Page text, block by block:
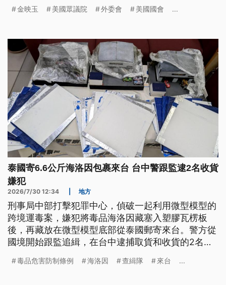
載具條例》。至於中國海警今（31）日聲稱，在台灣
認知作戰，已調派「台北艦」全程監控。
金映玉 美國眾議院 外委會 美國國會 ...
泰國寄6.6公斤海洛因包裹來台 台中警跟監逮2名收貨
嫌犯
2026/7/30 12:34 地方
刑事局中部打擊犯罪中心，偵破一起利用微型模型的
跨境運毒案，嫌犯將毒品海洛因藏塞入塑膠瓦楞板
後，再藏放在微型模型底部從泰國郵寄來台。警方從
國境開始跟監追緝，在台中逮捕取貨和收貨的2名嫌
捕一名嫌犯，並搜出槍毒。
毒品危害防制條例 海洛因 查緝隊 來台 ...